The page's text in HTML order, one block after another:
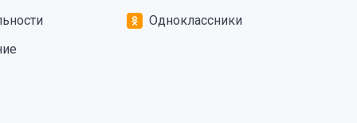
Одноклассники